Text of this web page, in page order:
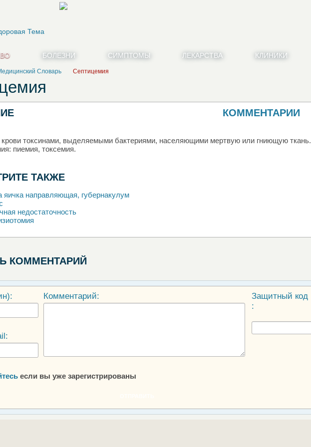
БОЛЕЗНИ СИМПТОМЫ ЛЕКАРСТВА КЛИНИКИ
Словарь Септицемия
КОММЕНТАРИИ
токсинами, выделяемыми бактериями, населяющими мертвую или гниющую ткань.
пиемия, токсемия.
ТАКЖЕ
яичка направляющая, губернакулум
недостаточность
КОММЕНТАРИЙ
Комментарий:
Защитный код
:
если вы уже зарегистрированы